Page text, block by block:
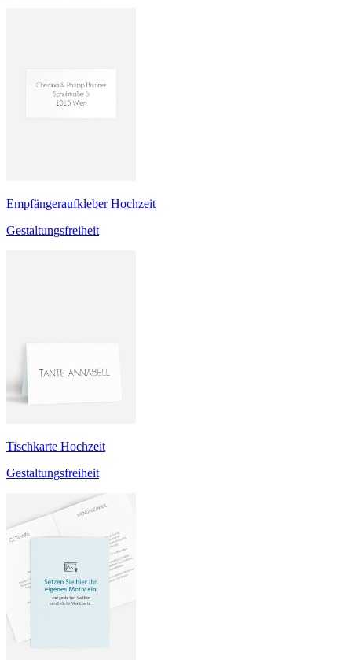
Empfängeraufkleber Hochzeit
Gestaltungsfreiheit
Tischkarte Hochzeit
Gestaltungsfreiheit